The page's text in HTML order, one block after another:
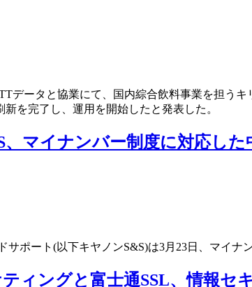
データと協業にて、国内綜合飲料事業を担う
新を完了し、運用を開始したと発表した。
、マイナンバー制度に対応し
サポート(以下キヤノンS&S)は3月23日、マイ
ィングと富士通SSL、情報セ